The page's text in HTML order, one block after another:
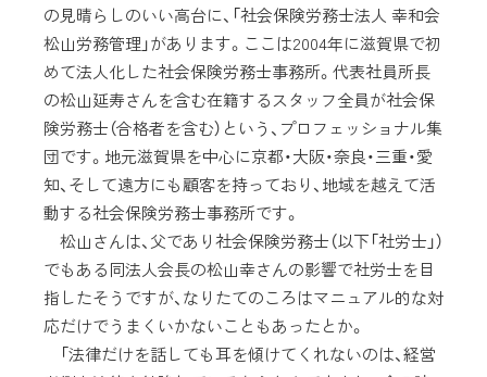
の見晴らしのいい高台に、「社会保険労務士法人 幸和会
松山労務管理」があります。ここは2004年に滋賀県で初
めて法人化した社会保険労務士事務所。代表社員所長
の松山延寿さんを含む在籍するスタッフ全員が社会保
険労務士（合格者を含む）という、プロフェッショナル集
団です。地元滋賀県を中心に京都・大阪・奈良・三重・愛
知、そして遠方にも顧客を持っており、地域を越えて活
動する社会保険労務士事務所です。
松山さんは、父であり社会保険労務士（以下「社労士」）
でもある同法人会長の松山幸さんの影響で社労士を目
指したそうですが、なりたてのころはマニュアル的な対
応だけでうまくいかないこともあったとか。
「法律だけを話しても耳を傾けてくれないのは、経営